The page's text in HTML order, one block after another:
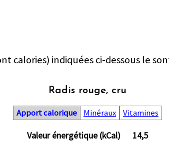
calories) indiquées ci-dessous le
Radis rouge, cru
Apport calorique Minéraux Vitamines
Valeur énergétique (kCal)
14,5